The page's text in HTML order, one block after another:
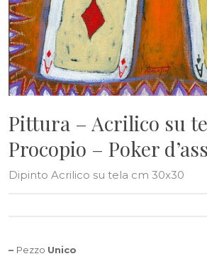
Pittura – Acrilico su
Procopio – Poker
Dipinto Acrilico su tela cm 30x30
– Pezzo Unico